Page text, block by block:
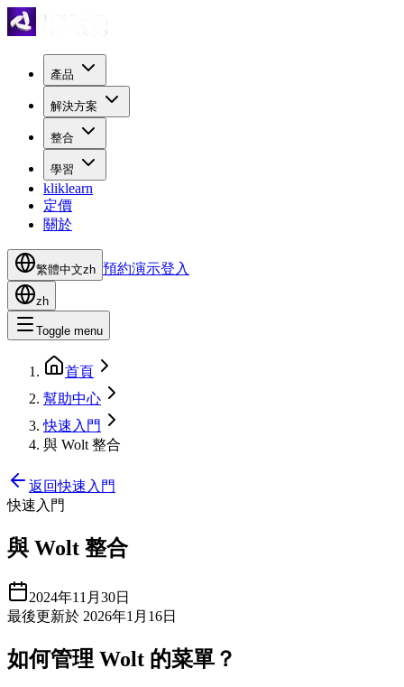
產品
解決方案
整合
學習
kliklearn
定價
關於
繁體中文zh 預約演示登入
zh
Toggle menu
首頁
幫助中心
快速入門
與 Wolt 整合
返回快速入門
快速入門
與 Wolt 整合
2024年11月30日
最後更新於 2026年1月16日
如何管理 Wolt 的菜單？